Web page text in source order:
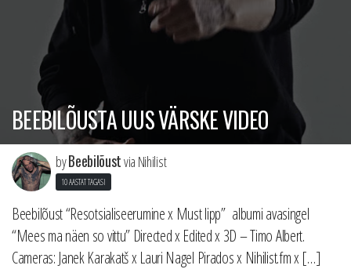
BEEBILÕUSTA UUS VÄRSKE VIDEO
byBeebilõustvia Nihilist
10 AASTAT TAGASI
Beebilõust “Resotsialiseerumine x Must lipp” albumi avasingel
“Mees ma näen so vittu” Directed x Edited x 3D – Timo Albert.
Cameras: Janek Karakatš x Lauri Nagel Pirados x Nihilist.fm x […]